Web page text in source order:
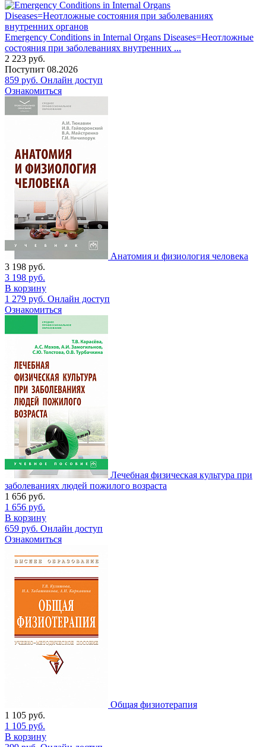
Emergency Conditions in Internal Organs Diseases=Неотложные
состояния при заболеваниях внутренних ...
2 223 руб.
Поступит 08.2026
859 руб. Онлайн доступ
Ознакомиться
Анатомия и физиология человека
3 198 руб.
3 198 руб.
В корзину
1 279 руб. Онлайн доступ
Ознакомиться
Лечебная физическая культура при
заболеваниях людей пожилого возраста
1 656 руб.
1 656 руб.
В корзину
659 руб. Онлайн доступ
Ознакомиться
Общая физиотерапия
1 105 руб.
1 105 руб.
В корзину